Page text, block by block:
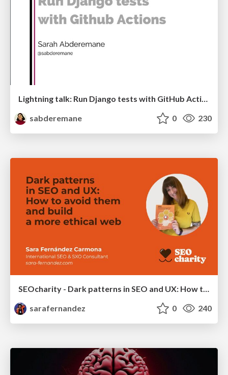
Lightning talk: Run Django tests with GitHub Actions
sabderemane
0 230
sarafernandez
0 240